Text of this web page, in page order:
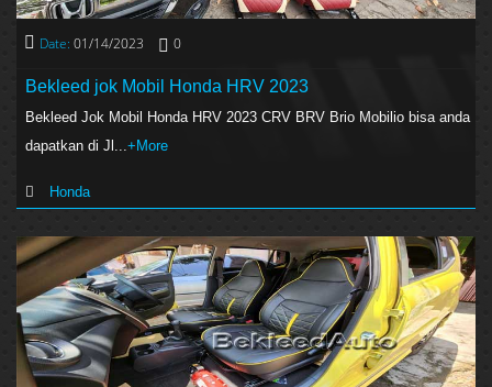
Date: 01/14/2023 0
Bekleed jok Mobil Honda HRV 2023
Bekleed Jok Mobil Honda HRV 2023 CRV BRV Brio Mobilio bisa anda
dapatkan di Jl...+More
Honda